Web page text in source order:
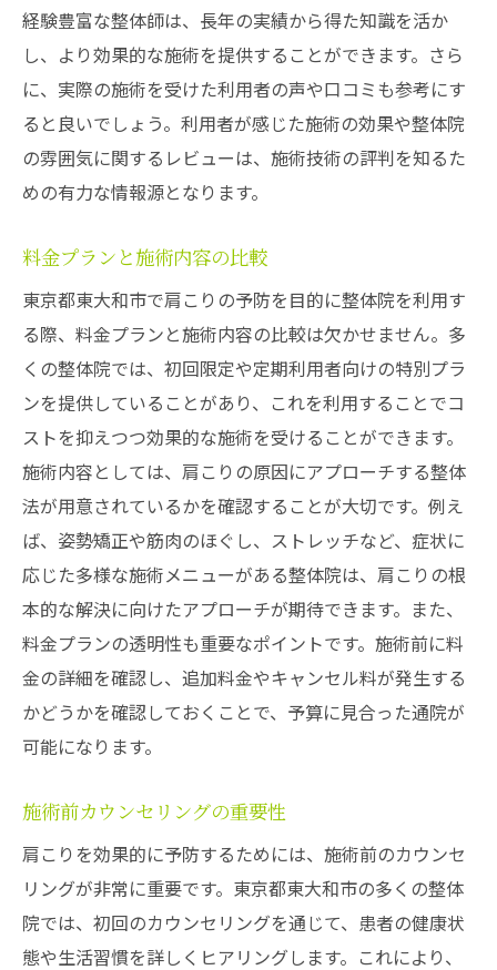
地元で評判の整体院紹介
肩こり以外の健康問題も解消する整体
整体で得られるメンタルヘルスへの効果
肩こり改善で生産性向上
整体を活用した健康づくりの秘訣
肩こり対策に効果的な東大和市の整体の特長と
は
地域密着型整体院のメリット
最新技術を取り入れた施術法
自然体で受けられるリラックス整体
肩こりを予防する整体院の選び方
整体施術で得られる即効性と持続性
東大和市で肩こりを和らげる整体の選び方と注
意点
整体院選びで失敗しないためのチェックポ
イント
施術内容と自分のニーズのマッチング
整体院の安全性と衛生管理の確認
施術後のアフターケアサービスの内容
長期的な健康維持に向けた整体院の活用法
経験豊富な整体師は、長年の実績から得た知識を活か
し、より効果的な施術を提供することができます。さら
に、実際の施術を受けた利用者の声や口コミも参考にす
ると良いでしょう。利用者が感じた施術の効果や整体院
の雰囲気に関するレビューは、施術技術の評判を知るた
めの有力な情報源となります。
料金プランと施術内容の比較
東京都東大和市で肩こりの予防を目的に整体院を利用す
る際、料金プランと施術内容の比較は欠かせません。多
くの整体院では、初回限定や定期利用者向けの特別プラ
ンを提供していることがあり、これを利用することでコ
ストを抑えつつ効果的な施術を受けることができます。
施術内容としては、肩こりの原因にアプローチする整体
法が用意されているかを確認することが大切です。例え
ば、姿勢矯正や筋肉のほぐし、ストレッチなど、症状に
応じた多様な施術メニューがある整体院は、肩こりの根
本的な解決に向けたアプローチが期待できます。また、
料金プランの透明性も重要なポイントです。施術前に料
金の詳細を確認し、追加料金やキャンセル料が発生する
かどうかを確認しておくことで、予算に見合った通院が
可能になります。
施術前カウンセリングの重要性
肩こりを効果的に予防するためには、施術前のカウンセ
リングが非常に重要です。東京都東大和市の多くの整体
院では、初回のカウンセリングを通じて、患者の健康状
態や生活習慣を詳しくヒアリングします。これにより、